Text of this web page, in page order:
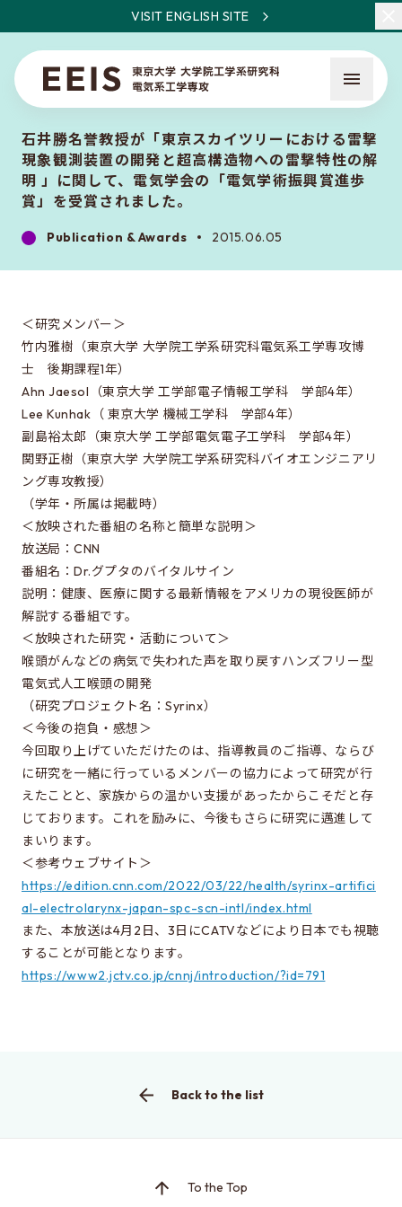
VISIT ENGLISH SITE
What is EEIS
About the entrance examination
Special oral examination for master course
Orientation for the entrance examination
Guide for entrance examinations / Required
files (Guide for entrance examination,
Summary of your desired master/doctor thesis
project and Grade summary sheet)
Information about exam subjects
Entrance Examination FAQ
For those aiming for EEIS
Testimonials of Students
Career paths and Ph.D.
Financial support for graduate students
Learn more about EEIS
Reunion
Electrical Engineering Office
Links to related organizations
Contact & Access
石井勝名誉教授が「東京スカイツリーにおける雷撃
現象観測装置の開発と超高構造物への雷撃特性の解
明 」に関して、電気学会の「電気学術振興賞進歩
賞」を受賞されました。
Publication & Awards 2015.06.05
＜研究メンバー＞
竹内雅樹（東京大学 大学院工学系研究科電気系工学専攻博
士 後期課程1年）
Ahn Jaesol（東京大学 工学部電子情報工学科 学部4年）
Lee Kunhak（ 東京大学 機械工学科 学部4年）
副島裕太郎（東京大学 工学部電気電子工学科 学部4年）
関野正樹（東京大学 大学院工学系研究科バイオエンジニアリ
ング専攻教授）
（学年・所属は掲載時）
＜放映された番組の名称と簡単な説明＞
放送局：CNN
番組名：Dr.グプタのバイタルサイン
説明：健康、医療に関する最新情報をアメリカの現役医師が
解説する番組です。
＜放映された研究・活動について＞
喉頭がんなどの病気で失われた声を取り戻すハンズフリー型
電気式人工喉頭の開発
（研究プロジェクト名：Syrinx）
＜今後の抱負・感想＞
今回取り上げていただけたのは、指導教員のご指導、ならび
に研究を一緒に行っているメンバーの協力によって研究が行
えたことと、家族からの温かい支援があったからこそだと存
じております。これを励みに、今後もさらに研究に邁進して
まいります。
＜参考ウェブサイト＞
https://edition.cnn.com/2022/03/22/health/syrinx-artifici
al-electrolarynx-japan-spc-scn-intl/index.html
また、本放送は4月2日、3日にCATVなどにより日本でも視聴
することが可能となります。
https://www2.jctv.co.jp/cnnj/introduction/?id=791
Back to the list
To the Top